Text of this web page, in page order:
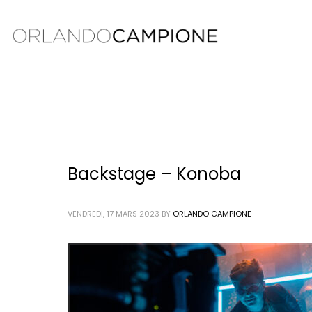
Backstage – Konoba
VENDREDI, 17 MARS 2023 BY ORLANDO CAMPIONE